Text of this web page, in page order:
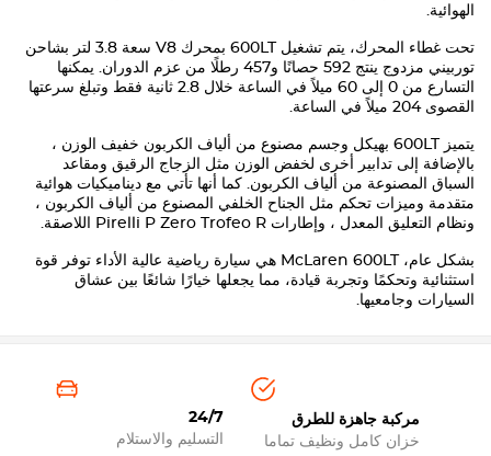
الهوائية.
تحت غطاء المحرك، يتم تشغيل 600LT بمحرك V8 سعة 3.8 لتر بشاحن
توربيني مزدوج ينتج 592 حصانًا و457 رطلًا من عزم الدوران. يمكنها
التسارع من 0 إلى 60 ميلاً في الساعة خلال 2.8 ثانية فقط وتبلغ سرعتها
القصوى 204 ميلاً في الساعة.
يتميز 600LT بهيكل وجسم مصنوع من ألياف الكربون خفيف الوزن ،
بالإضافة إلى تدابير أخرى لخفض الوزن مثل الزجاج الرقيق ومقاعد
السباق المصنوعة من ألياف الكربون. كما أنها تأتي مع ديناميكيات هوائية
متقدمة وميزات تحكم مثل الجناح الخلفي المصنوع من ألياف الكربون ،
ونظام التعليق المعدل ، وإطارات Pirelli P Zero Trofeo R اللاصقة.
بشكل عام، McLaren 600LT هي سيارة رياضية عالية الأداء توفر قوة
استثنائية وتحكمًا وتجربة قيادة، مما يجعلها خيارًا شائعًا بين عشاق
السيارات وجامعيها.
24/7
التسليم والاستلام
مركبة جاهزة للطرق
خزان كامل ونظيف تماما